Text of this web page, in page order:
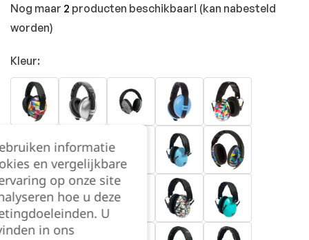
Nog maar 2 producten beschikbaar! (kan nabesteld
worden)
Kleur:
informatie
en vergelijkbare
op onze site
hoe u deze
U
in ons